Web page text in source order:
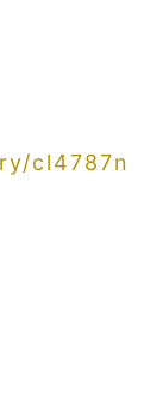
cl4787n